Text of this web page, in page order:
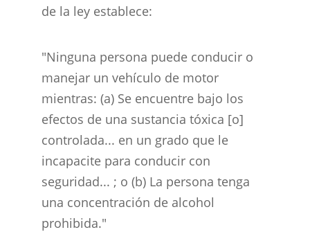
de la ley establece:
"Ninguna persona puede conducir o
manejar un vehículo de motor
mientras: (a) Se encuentre bajo los
efectos de una sustancia tóxica [o]
controlada... en un grado que le
incapacite para conducir con
seguridad... ; o (b) La persona tenga
una concentración de alcohol
prohibida."